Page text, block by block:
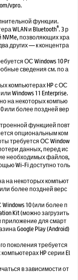
vpro.
функции.
WLAN и Bluetooth®️. 3 р
NVMe, позволяющих хра
других — к концентра
ОС Windows 10 Pr
сведения см. по а
компьютерах HP с ОС
Windows 11 Enterprise.
на некоторых компью
или более поздней вер
функцией повт
опциональным ком
требуется ОС Window
данных, перед ис
необходимых файлов,
Wi-Fi доступно толь
на некоторых компьют
более поздней верс
10 (или более п
Kit (можно загрузить
приложение для смарт
Google Play (Android)
поколения требуется
HP серии El
в зависимости от